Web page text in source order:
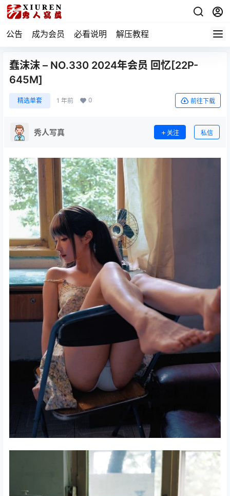
公告 成为会员 必看说明 解压教程
蠢沫沫 – NO.330 2024年会员 回忆[22P-
645M]
精选单套 1 年前 0 前往下载
秀人写真 关注 私信